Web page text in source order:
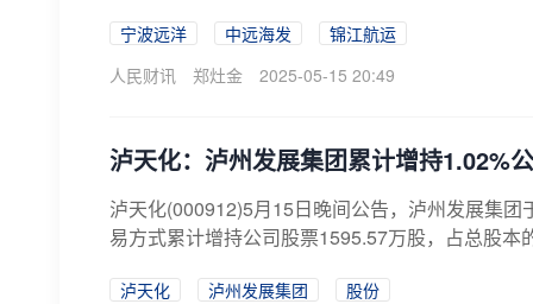
宁波远洋 中远海发
锦江航运
人民财讯
郑灶金 2025-05-15 20:49
泸天化：泸州发展集团累计增持1.02%
泸天化(000912)5月15日晚间公告，泸州发展集
易方式累计增持公司股票1595.57万股，占总股本
泸天化 泸州发展集团
股份